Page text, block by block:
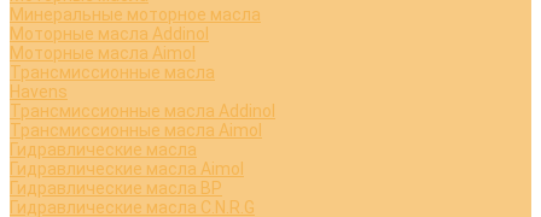
Минеральные моторное масла
Моторные масла Addinol
Моторные масла Aimol
Трансмиссионные масла
Havens
Трансмиссионные масла Addinol
Трансмиссионные масла Aimol
Гидравлические масла
Гидравлические масла Aimol
Гидравлические масла BP
Гидравлические масла C.N.R.G